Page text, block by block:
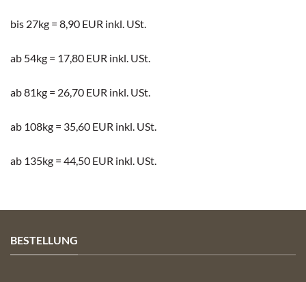
bis 27kg = 8,90 EUR inkl. USt.
ab 54kg = 17,80 EUR inkl. USt.
ab 81kg = 26,70 EUR inkl. USt.
ab 108kg = 35,60 EUR inkl. USt.
ab 135kg = 44,50 EUR inkl. USt.
BESTELLUNG